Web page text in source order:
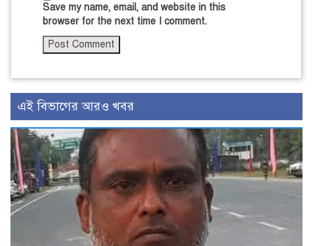
Save my name, email, and website in this
browser for the next time I comment.
এই বিভাগের আরও খবর